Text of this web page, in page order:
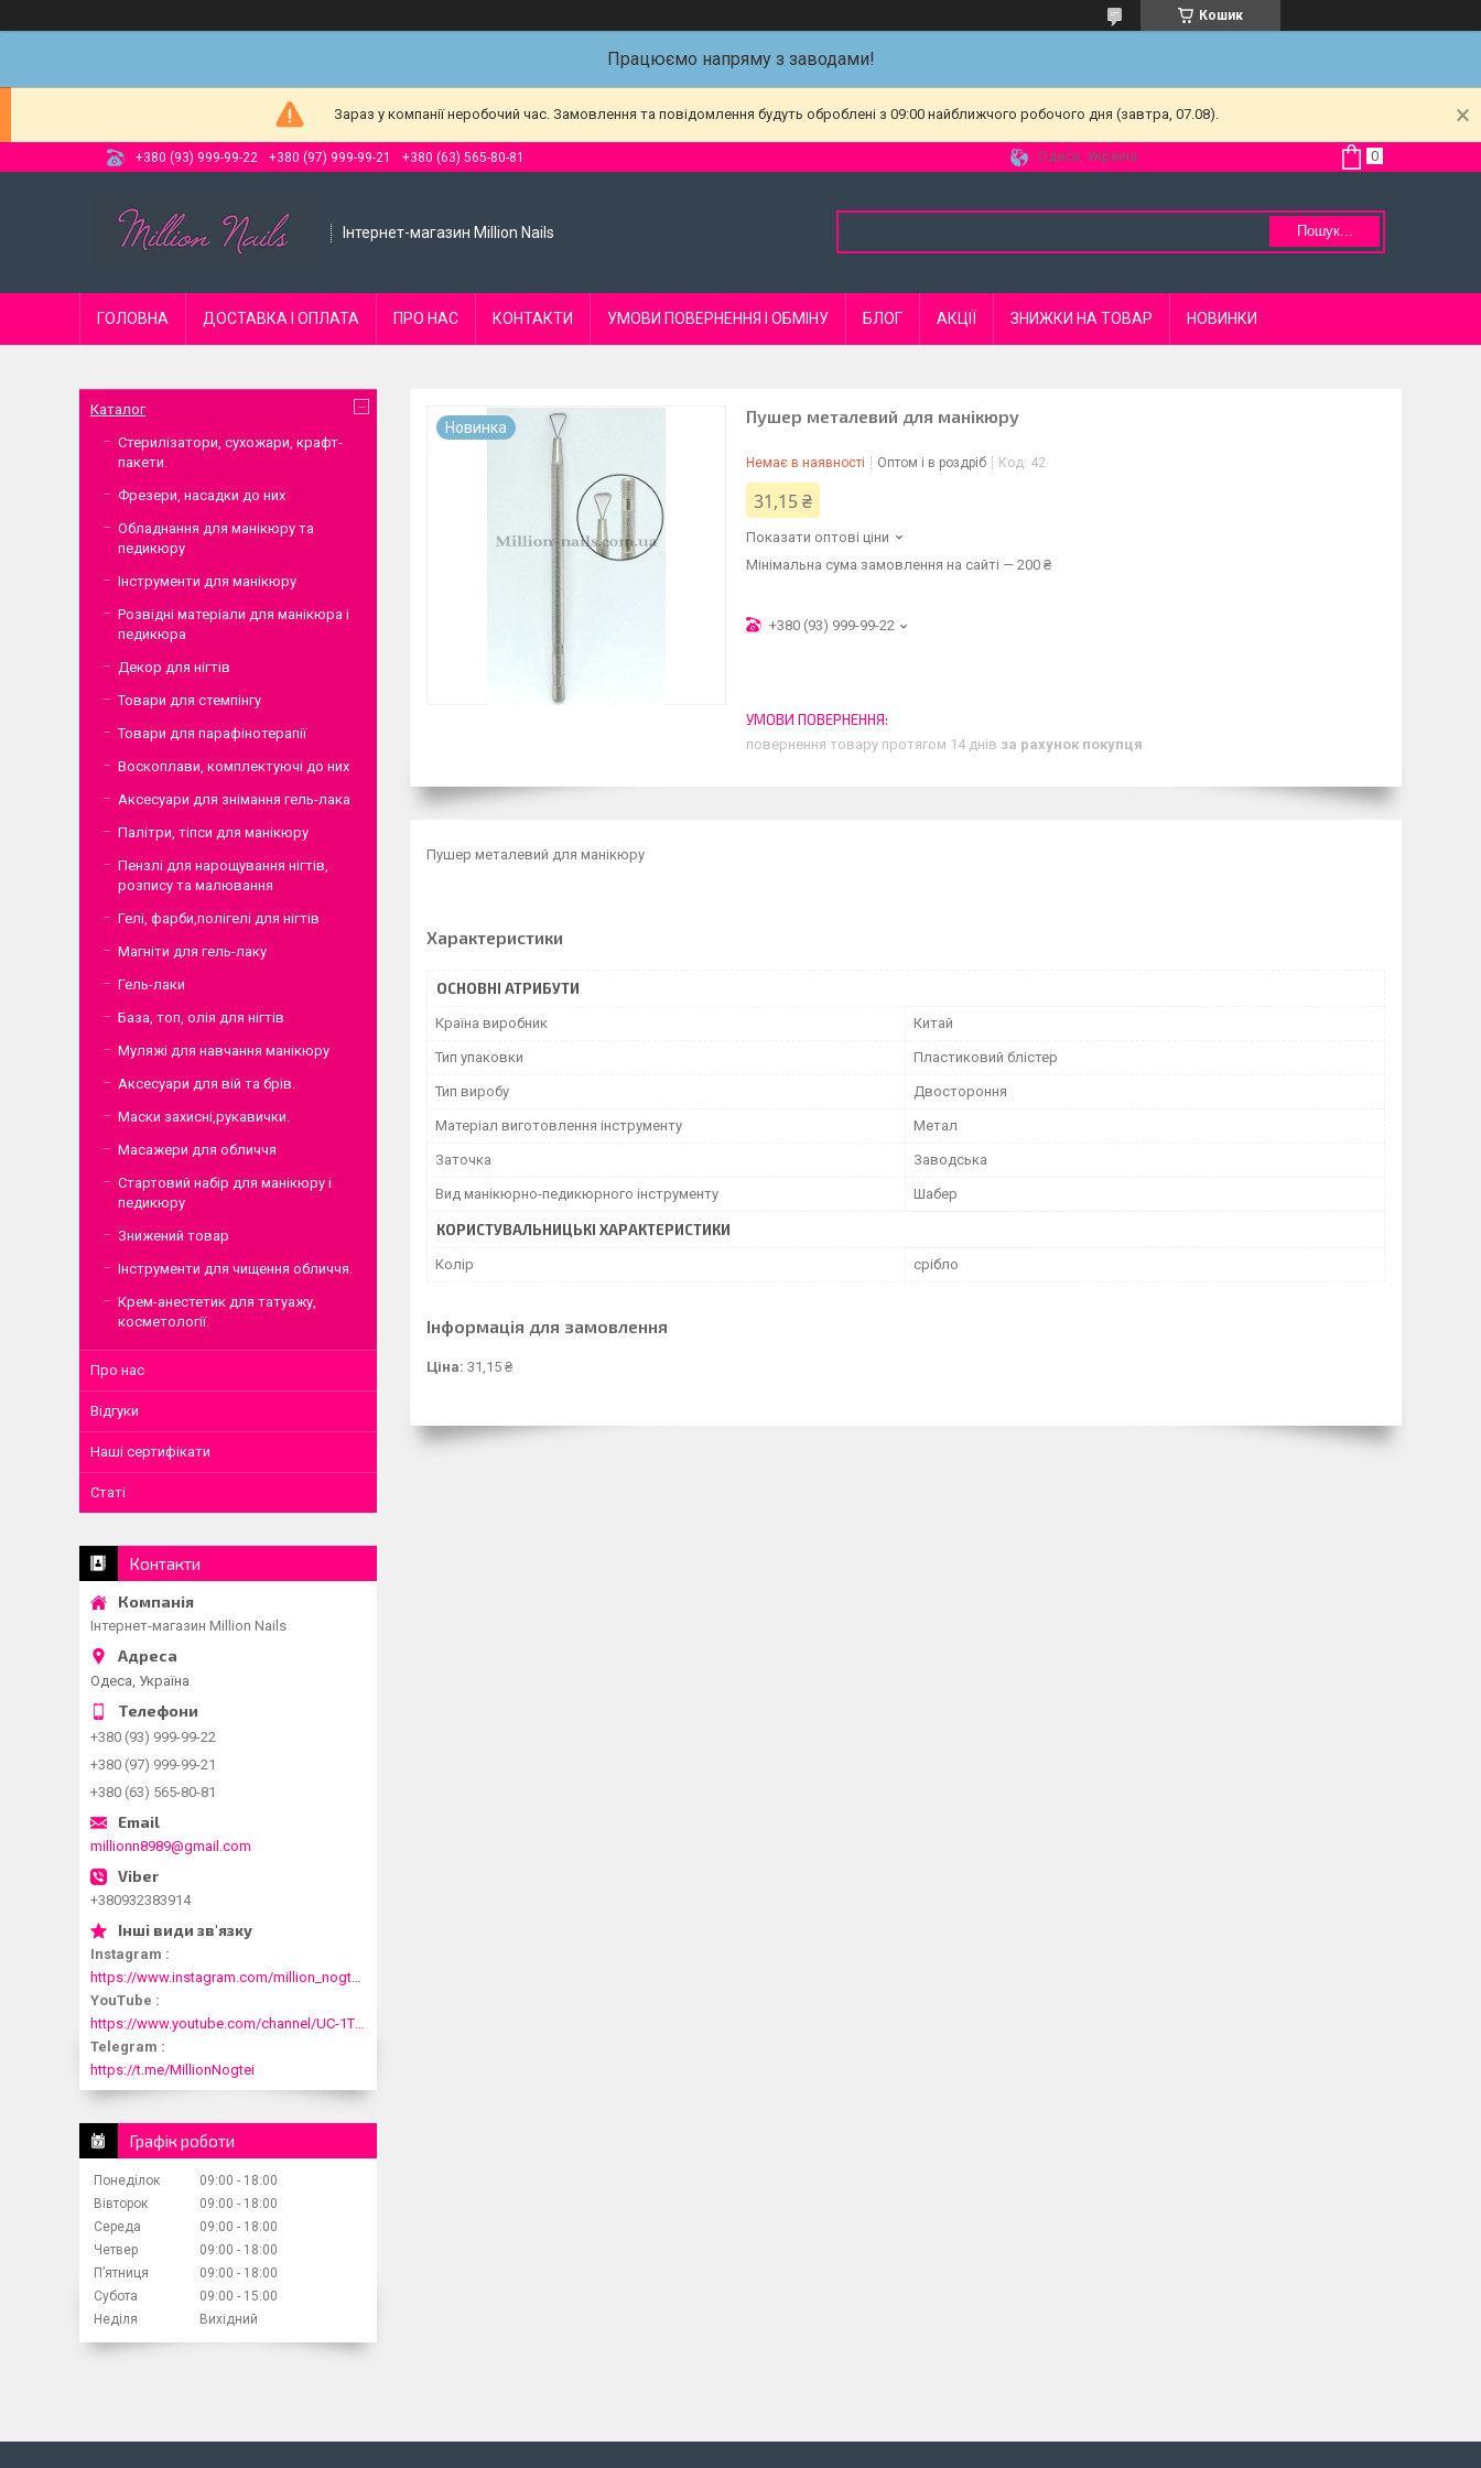
Кошик
Працюємо напряму з заводами!
Зараз у компанії неробочий час. Замовлення та повідомлення будуть оброблені з 09:00 найближчого робочого дня (завтра, 07.08).
+380 (93) 999-99-22 +380 (97) 999-99-21 +380 (63) 565-80-81 Одеса, Україна
Інтернет-магазин Million Nails Пошук...
ГОЛОВНА ДОСТАВКА І ОПЛАТА ПРО НАС КОНТАКТИ УМОВИ ПОВЕРНЕННЯ І ОБМІНУ БЛОГ АКЦІЇ ЗНИЖКИ НА ТОВАР НОВИНКИ
Новинка
Пушер металевий для манікюру
Немає в наявності Оптом і в роздріб Код: 42
31,15 ₴
Показати оптові ціни
Мінімальна сума замовлення на сайті — 200 ₴
+380 (93) 999-99-22
повернення товару протягом 14 днів за рахунок покупця
Пушер металевий для манікюру
Характеристики
ОСНОВНІ АТРИБУТИ
Країна виробник Китай
Тип упаковки Пластиковий блістер
Тип виробу Двостороння
Матеріал виготовлення інструменту Метал
Заточка Заводська
Вид манікюрно-педикюрного інструменту Шабер
КОРИСТУВАЛЬНИЦЬКІ ХАРАКТЕРИСТИКИ
Колір срібло
Інформація для замовлення
Ціна: 31,15 ₴
Каталог
Стерилізатори, сухожари, крафт-
пакети.
Фрезери, насадки до них
Обладнання для манікюру та
педикюру
Інструменти для манікюру
Розвідні матеріали для манікюра і
педикюра
Декор для нігтів
Товари для стемпінгу
Товари для парафінотерапії
Воскоплави, комплектуючі до них
Аксесуари для знімання гель-лака
Палітри, тіпси для манікюру
Пензлі для нарощування нігтів,
розпису та малювання
Гелі, фарби,полігелі для нігтів
Магніти для гель-лаку
Гель-лаки
База, топ, олія для нігтів
Муляжі для навчання манікюру
Аксесуари для вій та брів.
Маски захисні,рукавички.
Масажери для обличчя
Стартовий набір для манікюру і
педикюру
Знижений товар
Інструменти для чищення обличчя.
Крем-анестетик для татуажу,
косметології.
Про нас
Відгуки
Наші сертифікати
Статі
Контакти
Інтернет-магазин Million Nails
Одеса, Україна
+380 (93) 999-99-22
+380 (97) 999-99-21
+380 (63) 565-80-81
millionn8989@gmail.com
+380932383914
Instagram
YouTube
Telegram
https://t.me/MillionNogtei
Графік роботи
Понеділок 09:00
18:00
Вівторок
09:00
18:00
Середа
09:00
18:00
Четвер
09:00
18:00
Пʼятниця
09:00
18:00
Субота
09:00
15:00
Неділя
Вихідний